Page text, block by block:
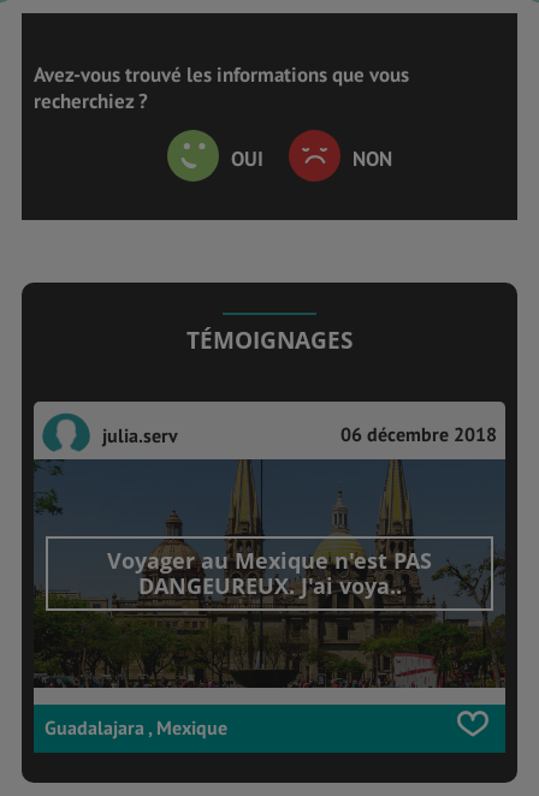
Avez-vous trouvé les informations que vous
recherchiez ?
OUI NON
TÉMOIGNAGES
julia.serv 06 décembre 2018
Voyager au Mexique n'est PAS
DANGEUREUX. J'ai voya..
Guadalajara , Mexique